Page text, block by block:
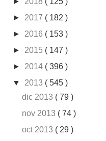
► 2017 ( 182 )
► 2016 ( 153 )
► 2015 ( 147 )
► 2014 ( 396 )
▼ 2013 ( 545 )
dic 2013 ( 79 )
nov 2013 ( 74 )
oct 2013 ( 29 )